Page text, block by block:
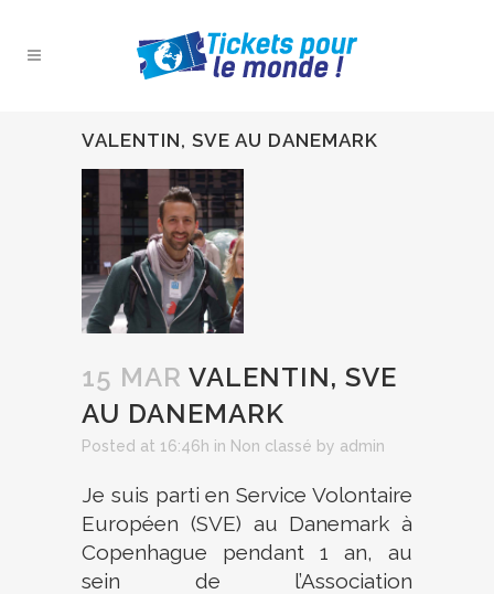
VALENTIN, SVE AU DANEMARK
15 MAR VALENTIN, SVE
AU DANEMARK
Posted at 16:46h in Non classé by admin
Je suis parti en Service Volontaire
Européen (SVE) au Danemark à
Copenhague pendant 1 an, au
sein de l’Association